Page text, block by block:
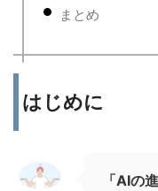
まとめ
はじめに
「AIの